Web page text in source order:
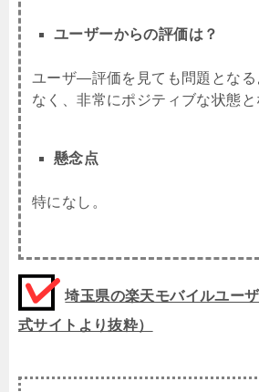
ユーザーからの評価は？
ユーザ―評価を見ても問題となる
なく、非常にポジティブな状態と
懸念点
特になし。
埼玉県の楽天モバイルユー
式サイトより抜粋）